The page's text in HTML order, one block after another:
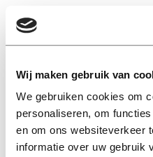
Wij maken gebruik van
We gebruiken cookies om
personaliseren, om
en om ons websiteverkeer
informatie over uw gebruik
martin slaats
Nieuws